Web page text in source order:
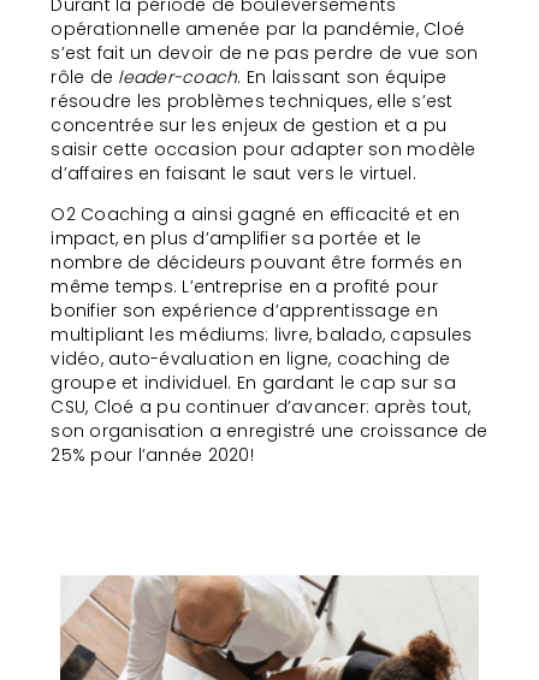
opérationnelle amenée par la pandémie, Cloé
s’est fait un devoir de ne pas perdre de vue son
rôle de leader-coach. En laissant son équipe
résoudre les problèmes techniques, elle s’est
concentrée sur les enjeux de gestion et a pu
saisir cette occasion pour adapter son modèle
d’affaires en faisant le saut vers le virtuel.
O2 Coaching a ainsi gagné en efficacité et en
impact, en plus d’amplifier sa portée et le
nombre de décideurs pouvant être formés en
même temps. L’entreprise en a profité pour
bonifier son expérience d’apprentissage en
multipliant les médiums: livre, balado, capsules
vidéo, auto-évaluation en ligne, coaching de
groupe et individuel. En gardant le cap sur sa
CSU, Cloé a pu continuer d’avancer: après tout,
son organisation a enregistré une croissance de
25% pour l’année 2020!